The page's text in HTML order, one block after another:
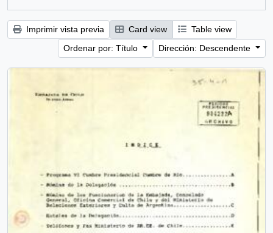
Imprimir vista previa Card view
Table view
Ordenar por: Título
Dirección: Descendente